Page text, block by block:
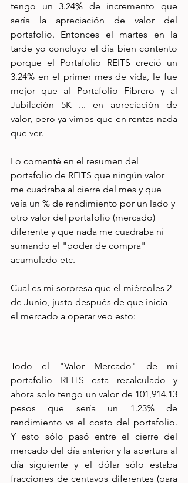
tengo un 3.24% de incremento que
sería la apreciación de valor del
portafolio. Entonces el martes en la
tarde yo concluyo el día bien contento
porque el Portafolio REITS creció un
3.24% en el primer mes de vida, le fue
mejor que al Portafolio Fibrero y al
Jubilación 5K ... en apreciación de
valor, pero ya vimos que en rentas nada
que ver.
Lo comenté en el resumen del
portafolio de REITS que ningún valor
me cuadraba al cierre del mes y que
veía un % de rendimiento por un lado y
otro valor del portafolio (mercado)
diferente y que nada me cuadraba ni
sumando el "poder de compra"
acumulado etc.
Cual es mi sorpresa que el miércoles 2
de Junio, justo después de que inicia
el mercado a operar veo esto:
Todo el "Valor Mercado" de mi
portafolio REITS esta recalculado y
ahora solo tengo un valor de 101,914.13
pesos que sería un 1.23% de
rendimiento vs el costo del portafolio.
Y esto sólo pasó entre el cierre del
mercado del día anterior y la apertura al
día siguiente y el dólar sólo estaba
fracciones de centavos diferentes (para